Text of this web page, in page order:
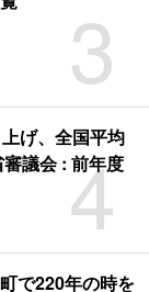
3
4
げ、全国平均
議会 : 前年度
で220年の時を